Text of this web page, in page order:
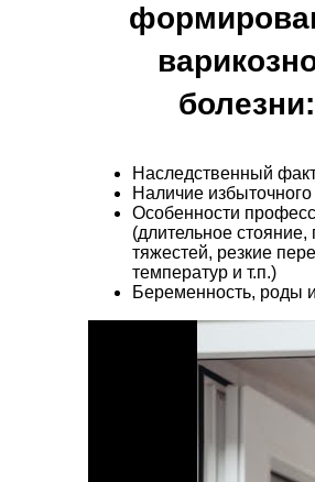
болезни:
Наследственный
Наличие
Особенности
(длительное стояние,
тяжестей, резкие
температур и т.п.)
Беременность, роды